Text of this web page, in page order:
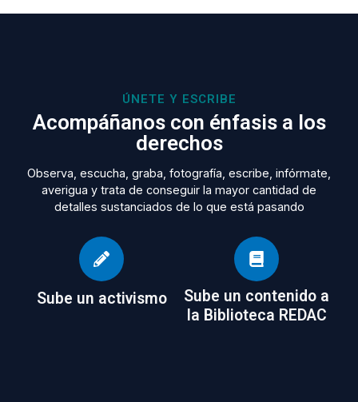
ÚNETE Y ESCRIBE
Acompáñanos con énfasis a los
derechos
Observa, escucha, graba, fotografía, escribe, infórmate,
averigua y trata de conseguir la mayor cantidad de
detalles sustanciados de lo que está pasando
Sube un activismo
Sube un contenido a
la Biblioteca REDAC